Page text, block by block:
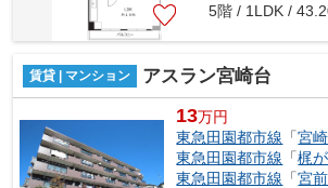
5階 / 1LDK /
賃貸 | マンション アスラン宮崎台
13万円
東急田園都市線 「宮
東急田園都市線 「梶
東急田園都市線 「宮